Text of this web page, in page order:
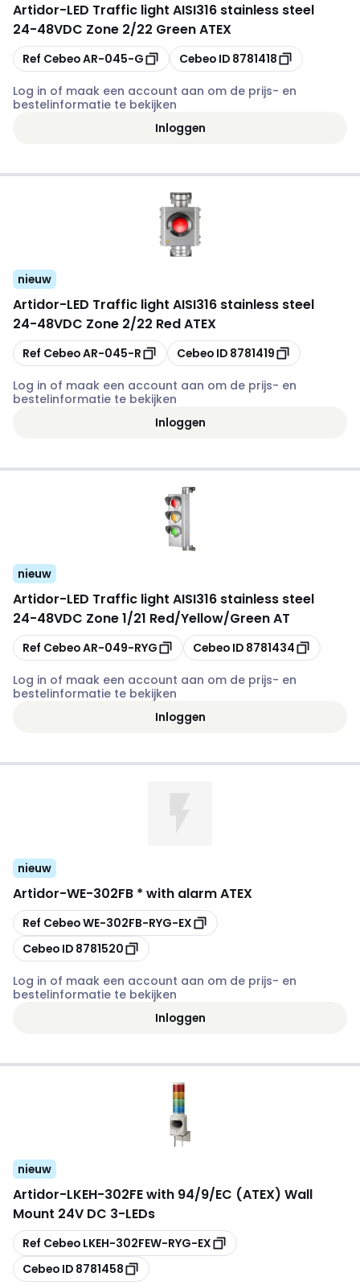
Artidor-LED Traffic light AISI316 stainless steel
24-48VDC Zone 2/22 Green ATEX
Kopiëren
Ref CebeoAR-045-G Kopiëren
Cebeo ID 8781418
Log in of maak een account aan om de prijs- en
bestelinformatie te bekijken
Inloggen
nieuw
Artidor-LED Traffic light AISI316 stainless steel
24-48VDC Zone 2/22 Red ATEX
Kopiëren
Ref CebeoAR-045-R Kopiëren
Cebeo ID 8781419
Log in of maak een account aan om de prijs- en
bestelinformatie te bekijken
Inloggen
nieuw
Artidor-LED Traffic light AISI316 stainless steel
24-48VDC Zone 1/21 Red/Yellow/Green AT
Kopiëren
Ref CebeoAR-049-RYG Kopiëren
Cebeo ID 8781434
Log in of maak een account aan om de prijs- en
bestelinformatie te bekijken
Inloggen
nieuw
Artidor-WE-302FB * with alarm ATEX
Kopiëren
Ref CebeoWE-302FB-RYG-EX
Kopiëren
Cebeo ID 8781520
Log in of maak een account aan om de prijs- en
bestelinformatie te bekijken
Inloggen
nieuw
Artidor-LKEH-302FE with 94/9/EC (ATEX) Wall
Mount 24V DC 3-LEDs
Kopiëren
Ref Cebeo LKEH-302FEW-RYG-EX
Kopiëren
Cebeo ID 8781458